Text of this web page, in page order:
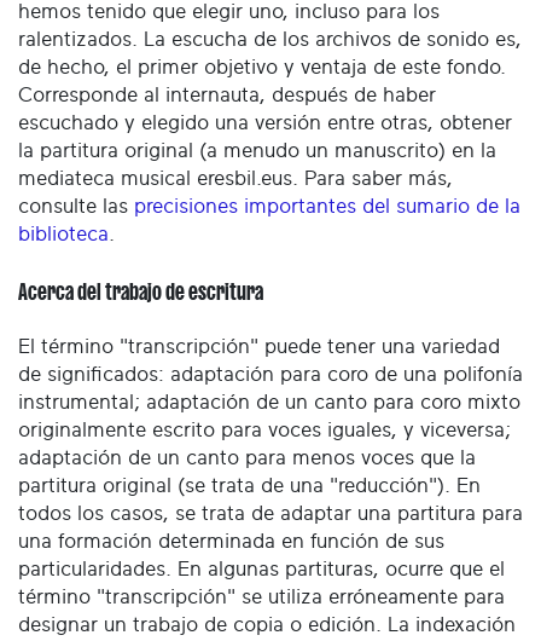
hemos tenido que elegir uno, incluso para los
ralentizados. La escucha de los archivos de sonido es,
de hecho, el primer objetivo y ventaja de este fondo.
Corresponde al internauta, después de haber
escuchado y elegido una versión entre otras, obtener
la partitura original (a menudo un manuscrito) en la
mediateca musical eresbil.eus. Para saber más,
consulte las precisiones importantes del sumario de la
biblioteca
Acerca del trabajo de escritura
El término "transcripción" puede tener una variedad
de significados: adaptación para coro de una polifonía
instrumental; adaptación de un canto para coro mixto
originalmente escrito para voces iguales, y viceversa;
adaptación de un canto para menos voces que la
partitura original (se trata de una "reducción"). En
todos los casos, se trata de adaptar una partitura para
una formación determinada en función de sus
particularidades. En algunas partituras, ocurre que el
término "transcripción" se utiliza erróneamente para
designar un trabajo de copia o edición. La indexación